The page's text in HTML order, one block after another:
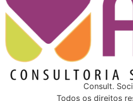
Consult.
Todos os direitos